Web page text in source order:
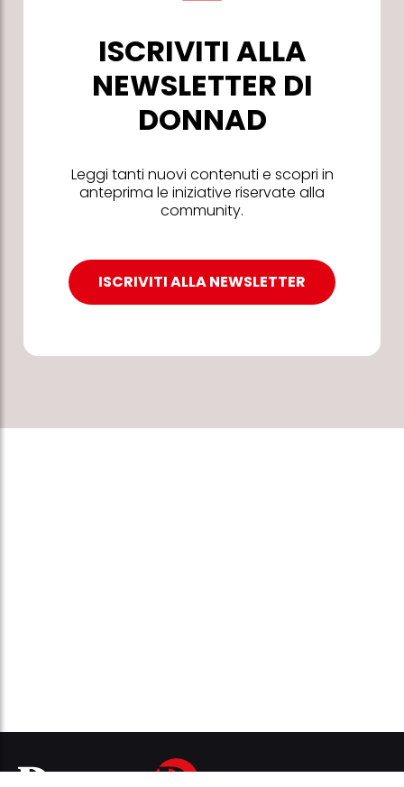
ISCRIVITI ALLA
NEWSLETTER DI
DONNAD
Leggi tanti nuovi contenuti e scopri in
anteprima le iniziative riservate alla
community.
ISCRIVITI ALLA NEWSLETTER